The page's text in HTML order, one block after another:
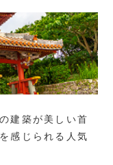
建築が美しい首
感じられる人気